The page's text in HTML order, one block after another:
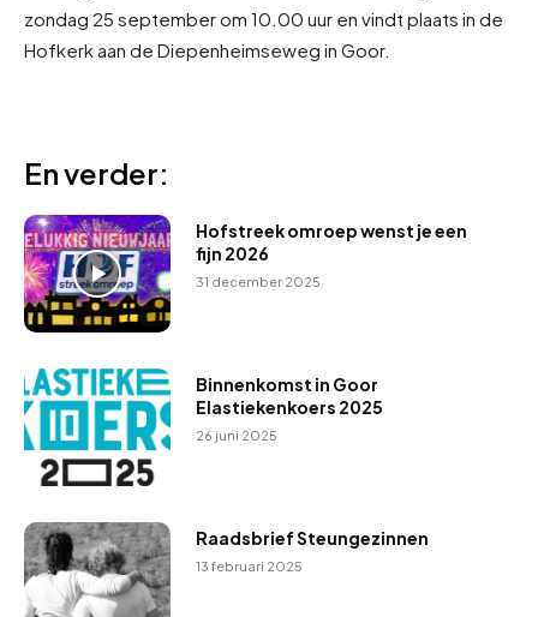
zondag 25 september om 10.00 uur en vindt plaats in de
Hofkerk aan de Diepenheimseweg in Goor.
En verder:
Hofstreek omroep wenst je een
fijn 2026
31 december 2025
Binnenkomst in Goor
Elastiekenkoers 2025
26 juni 2025
Raadsbrief Steungezinnen
13 februari 2025